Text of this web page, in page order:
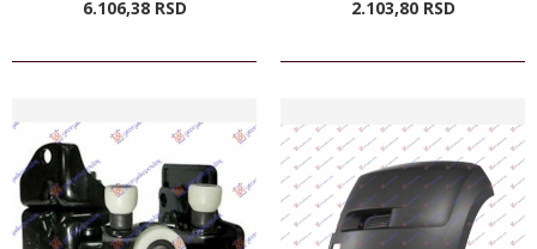
6.106,38 RSD 2.103,80 RSD